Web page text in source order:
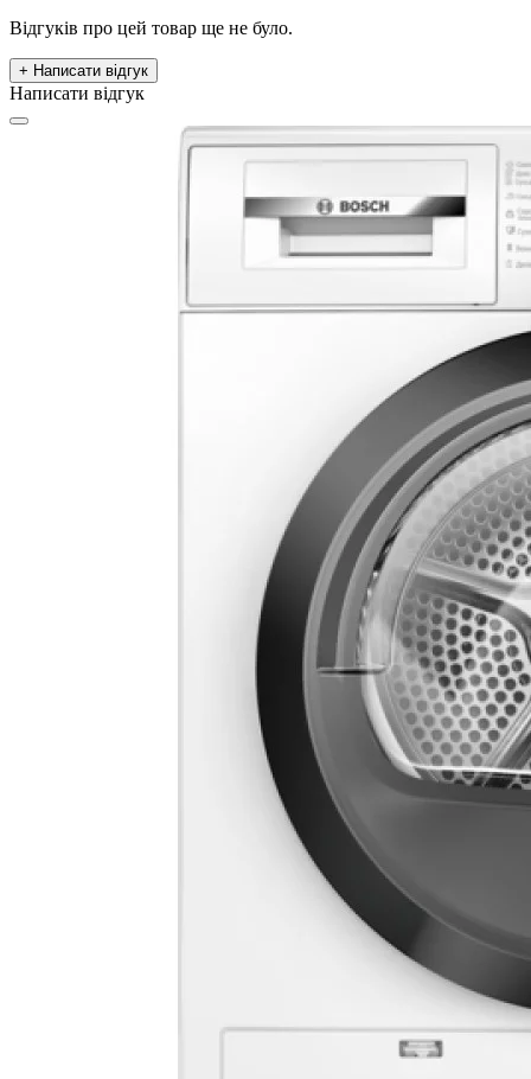
Відгуків про цей товар ще не було.
+ Написати відгук
Написати відгук